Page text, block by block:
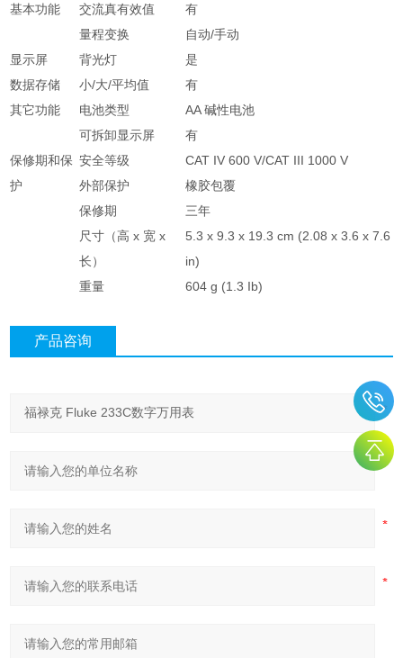
基本功能
交流真有效值
有
量程变换
自动/手动
显示屏
背光灯
是
数据存储
小/大/平均值
有
其它功能
电池类型
AA 碱性电池
可拆卸显示屏
有
保修期和保
护
安全等级
CAT IV 600 V/CAT III 1000 V
外部保护
橡胶包覆
保修期
三年
尺寸（高 x 宽 x
长）
5.3 x 9.3 x 19.3 cm (2.08 x 3.6 x 7.6
in)
重量
604 g (1.3 Ib)
产品咨询